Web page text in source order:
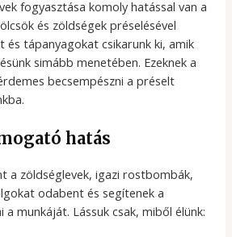
fogyasztása komoly hatással van a
és zöldségek préselésével
és tápanyagokat csikarunk ki, amik
simább menetében. Ezeknek a
becsempészni a préselt
hatás
a zöldséglevek, igazi rostbombák,
odabent és segítenek a
a munkáját. Lássuk csak, miből élünk: